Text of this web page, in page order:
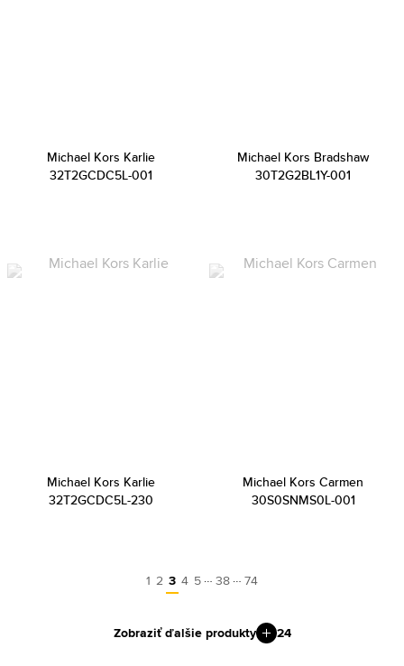
Michael Kors Karlie
32T2GCDC5L-001
Michael Kors Bradshaw
30T2G2BL1Y-001
Michael Kors Karlie
32T2GCDC5L-230
Michael Kors Carmen
30S0SNMS0L-001
1 2 3 4 5 … 38 … 74
Zobraziť ďalšie produkty 24